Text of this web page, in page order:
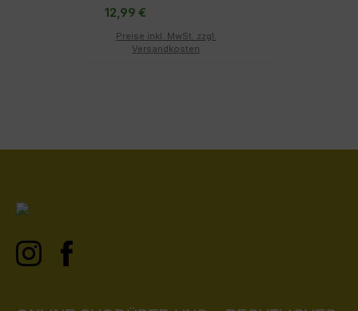
12,99 €
Preise inkl. MwSt. zzgl.
Versandkosten